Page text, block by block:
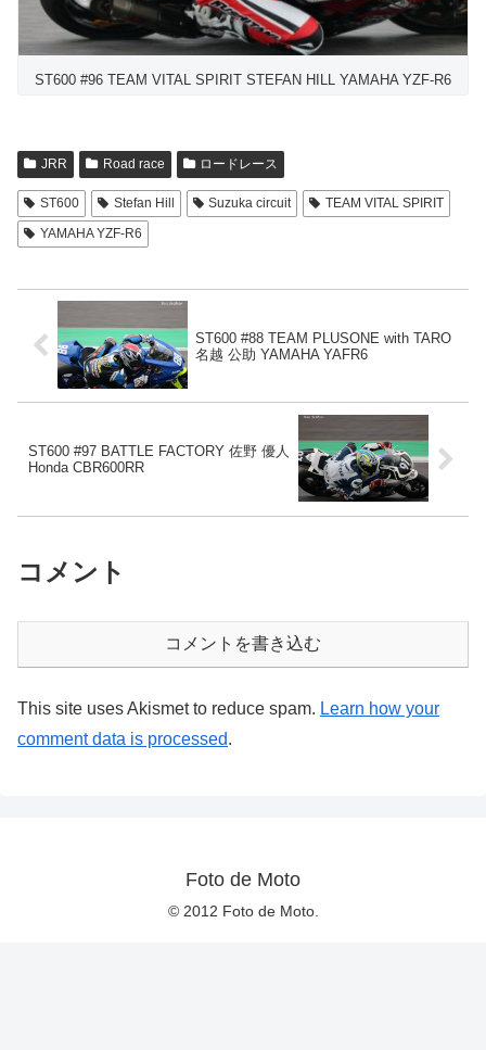
ST600 #96 TEAM VITAL SPIRIT STEFAN HILL YAMAHA YZF-R6
JRR Road race ロードレース
ST600 Stefan Hill Suzuka circuit
TEAM VITAL SPIRIT
YAMAHA YZF-R6
ST600 #88 TEAM PLUSONE with TARO
名越 公助 YAMAHA YAFR6
ST600 #97 BATTLE FACTORY 佐野 優人
Honda CBR600RR
コメント
コメントを書き込む
This site uses Akismet to reduce spam. Learn how your
comment data is processed.
Foto de Moto
© 2012 Foto de Moto.